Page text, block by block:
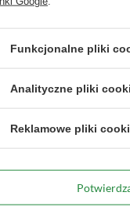
Menta Limon 50g
50g
Jazmín 50g
de Agua 50g
Guarana 50g
Podmiot
Funkcjonalne pliki
Analityczne pliki
Reklamowe pliki